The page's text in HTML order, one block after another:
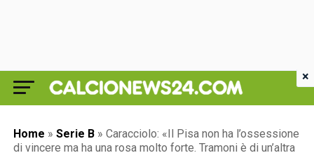
Home » Serie B » Caracciolo: «Il Pisa non ha l’ossessione
di vincere ma ha una rosa molto forte. Tramoni è di un’altra
×